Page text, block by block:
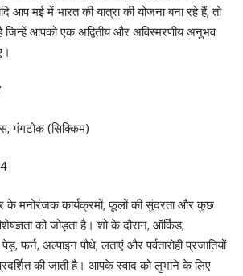
आप मई में भारत की यात्रा की योजना बना रहे हैं, तो
हैं जिन्हें आपको एक अद्वितीय और अविस्मरणीय अनुभव
गंगटोक (सिक्किम)
के मनोरंजक कार्यक्रमों, फूलों की सुंदरता और कुछ
को जोड़ता है। शो के दौरान, ऑर्किड,
फर्न, अल्पाइन पौधे, लताएं और पर्वतारोही प्रजातियों
की जाती है। आपके स्वाद को लुभाने के लिए